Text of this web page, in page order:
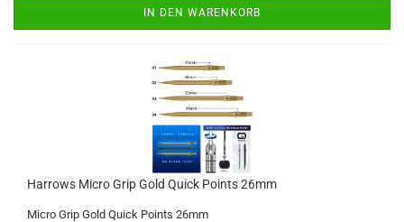
IN DEN WARENKORB
Har­rows Micro Grip Gold Quick Points 26mm
Micro Grip Gold Quick Points 26mm